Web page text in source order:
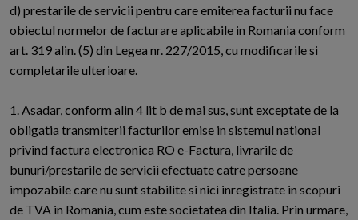
d) prestarile de servicii pentru care emiterea facturii nu face
obiectul normelor de facturare aplicabile in Romania conform
art. 319 alin. (5) din Legea nr. 227/2015, cu modificarile si
completarile ulterioare.
1. Asadar, conform alin 4 lit b de mai sus, sunt exceptate de la
obligatia transmiterii facturilor emise in sistemul national
privind factura electronica RO e-Factura, livrarile de
bunuri/prestarile de servicii efectuate catre persoane
impozabile care nu sunt stabilite si nici inregistrate in scopuri
de TVA in Romania, cum este societatea din Italia. Prin urmare,